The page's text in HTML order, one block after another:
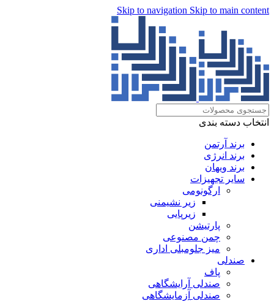
Skip to navigation Skip to main content
انتخاب دسته بندی
برند آرتمن
برند انرژی
برند ویهان
سایر تجهیزات
ارگونومی
زیر نشیمنی
زیرپایی
پارتیشن
چمن مصنوعی
میز جلومبلی اداری
صندلی
پاف
صندلی آرایشگاهی
صندلی آزمایشگاهی